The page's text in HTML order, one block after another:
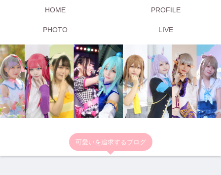
可愛いを追求するブログ
HOME PROFILE
PHOTO LIVE